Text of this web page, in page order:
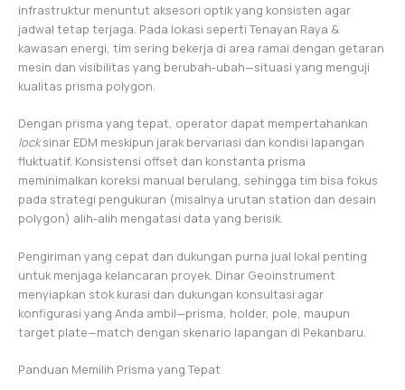
infrastruktur menuntut aksesori optik yang konsisten agar
jadwal tetap terjaga. Pada lokasi seperti Tenayan Raya &
kawasan energi, tim sering bekerja di area ramai dengan getaran
mesin dan visibilitas yang berubah-ubah—situasi yang menguji
kualitas prisma polygon.
Dengan prisma yang tepat, operator dapat mempertahankan
locksinar EDM meskipun jarak bervariasi dan kondisi lapangan
fluktuatif. Konsistensi offset dan konstanta prisma
meminimalkan koreksi manual berulang, sehingga tim bisa fokus
pada strategi pengukuran (misalnya urutan station dan desain
polygon) alih-alih mengatasi data yang berisik.
Pengiriman yang cepat dan dukungan purna jual lokal penting
untuk menjaga kelancaran proyek. Dinar Geoinstrument
menyiapkan stok kurasi dan dukungan konsultasi agar
konfigurasi yang Anda ambil—prisma, holder, pole, maupun
target plate—match dengan skenario lapangan di Pekanbaru.
Panduan Memilih Prisma yang Tepat